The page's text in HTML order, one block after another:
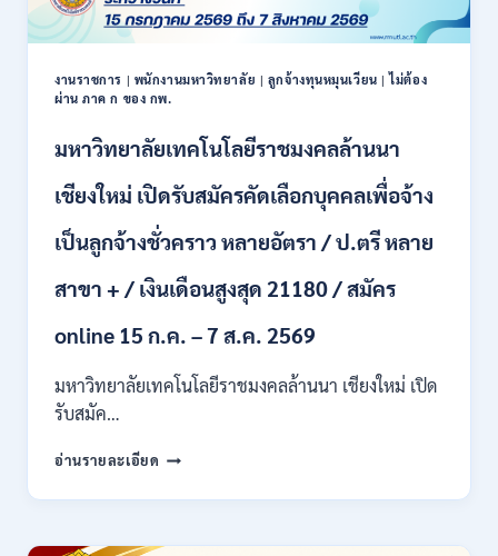
2569
เปิด
รับ
พนักงาน
ราชการ
ปวท.
ป.ตรี
สาขา
/
เงิน
เดือน
/
ต้อง
ก
กพ.
สมัคร
งานราชการ | พนักงานมหาวิทยาลัย | ลูกจ้างทุนหมุนเวียน |ไม่ต้อง
ผ่าน ภาค ก ของ กพ.
มหาวิทยาลัยเทคโนโลยีราชมงคลล้านนา
เชียงใหม่ เปิดรับสมัครคัดเลือกบุคคลเพื่อจ้าง
เป็นลูกจ้างชั่วคราว หลายอัตรา / ป.ตรี หลาย
สาขา + / เงินเดือนสูงสุด 21180 / สมัคร
online 15 ก.ค. – 7 ส.ค. 2569
มหาวิทยาลัยเทคโนโลยีราชมงคลล้านนา เชียงใหม่ เปิด
รับสมัค…
อ่านรายละเอียด มหาวิทยาลัย
ราช
ล้าน